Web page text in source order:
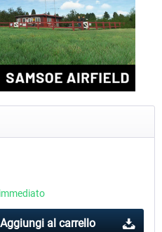
sim-wings Hamburg
Aggiungi al carrello